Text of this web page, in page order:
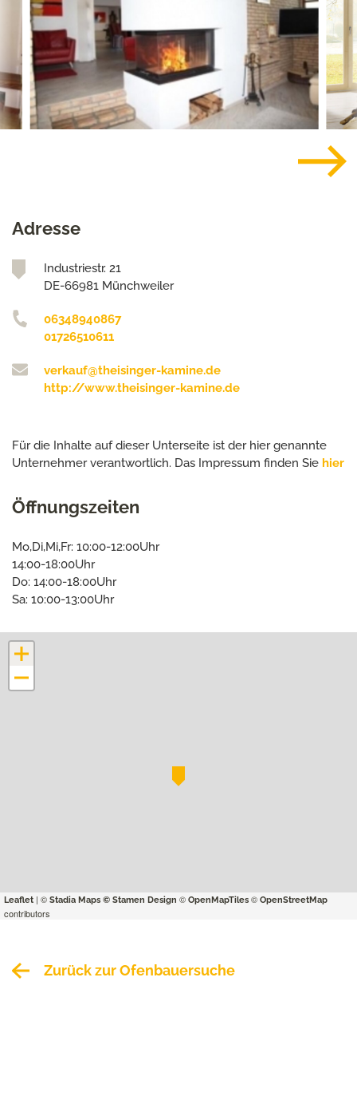
Adresse
Industriestr. 21
DE-66981 Münchweiler
06348940867
01726510611
verkauf@theisinger-kamine.de
http://www.theisinger-kamine.de
Für die Inhalte auf dieser Unterseite ist der hier genannte
Unternehmer verantwortlich. Das Impressum finden Sie hier
Öffnungszeiten
Mo,Di,Mi,Fr: 10:00-12:00Uhr
14:00-18:00Uhr
Do: 14:00-18:00Uhr
Sa: 10:00-13:00Uhr
+
−
Leaflet | © Stadia Maps © Stamen Design © OpenMapTiles © OpenStreetMap
contributors
Zurück zur Ofenbauersuche